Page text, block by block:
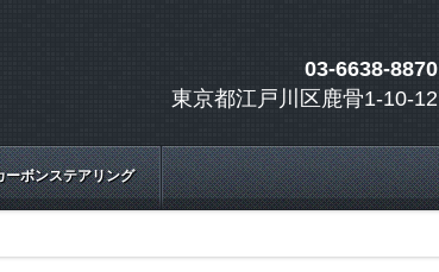
03-6638-8870
東京都江戸川区鹿骨1-10-12
ーボンステアリング